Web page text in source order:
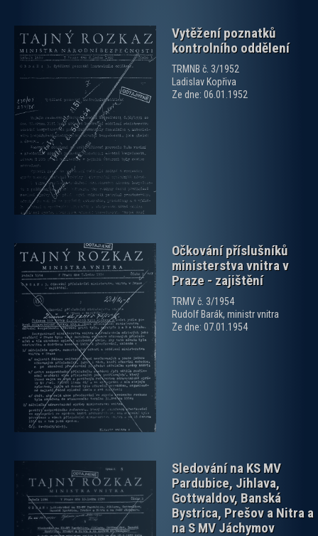
Vytěžení poznatků
kontrolního oddělení
TRMNB č. 3/1952
Ladislav Kopřiva
Ze dne: 06.01.1952
Očkování příslušníků
ministerstva vnitra v
Praze - zajištění
TRMV č. 3/1954
Rudolf Barák, ministr vnitra
Ze dne: 07.01.1954
zobrazit PDF dokument
Sledování na KS MV
Pardubice, Jihlava,
Gottwaldov, Banská
Bystrica, Prešov a Nitra a
na S MV Jáchymov
zobrazit PDF dokument